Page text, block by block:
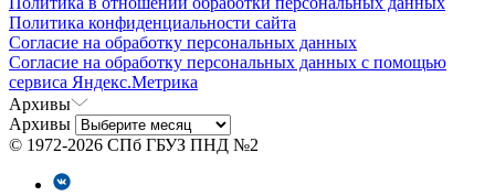
Политика конфиденциальности сайта
Согласие на обработку персональных данных
Согласие на обработку персональных данных с помощью
сервиса Яндекс.Метрика
Архивы
Архивы
© 1972-2026 СПб ГБУЗ ПНД №2